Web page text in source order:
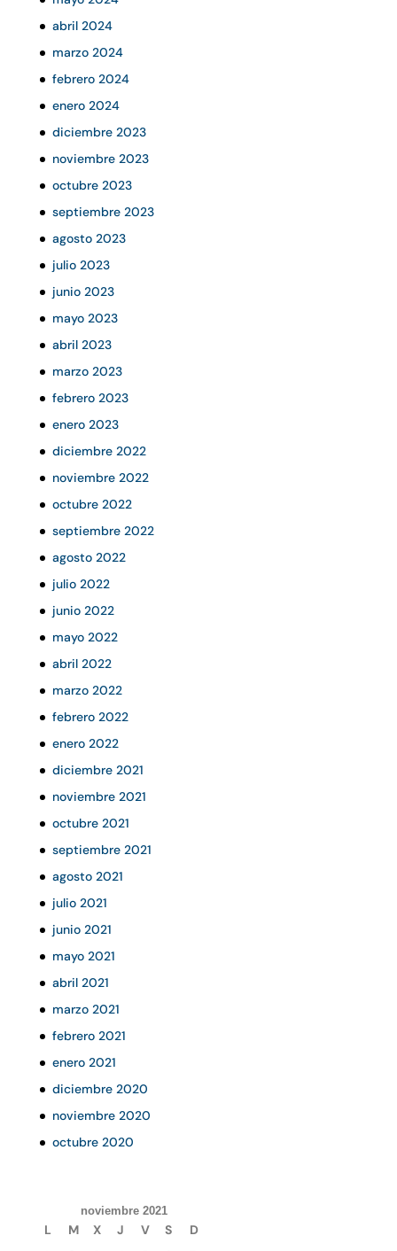
abril 2024
marzo 2024
febrero 2024
enero 2024
diciembre 2023
noviembre 2023
octubre 2023
septiembre 2023
agosto 2023
julio 2023
junio 2023
mayo 2023
abril 2023
marzo 2023
febrero 2023
enero 2023
diciembre 2022
noviembre 2022
octubre 2022
septiembre 2022
agosto 2022
julio 2022
junio 2022
mayo 2022
abril 2022
marzo 2022
febrero 2022
enero 2022
diciembre 2021
noviembre 2021
octubre 2021
septiembre 2021
agosto 2021
julio 2021
junio 2021
mayo 2021
abril 2021
marzo 2021
febrero 2021
enero 2021
diciembre 2020
noviembre 2020
octubre 2020
noviembre 2021
L M X J V S
D